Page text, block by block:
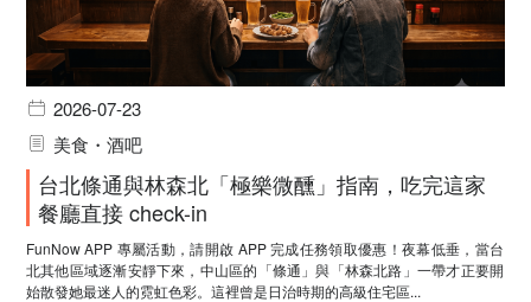
2026-07-23
美食・酒吧
台北條通與林森北「極樂微醺」指南，吃完這家
餐廳直接 check-in
FunNow APP 專屬活動，請開啟 APP 完成任務領取優惠！夜幕低垂，當台
北其他區域逐漸安靜下來，中山區的「條通」與「林森北路」一帶才正要開
始散發她最迷人的霓虹色彩。這裡曾是日治時期的高級住宅區...